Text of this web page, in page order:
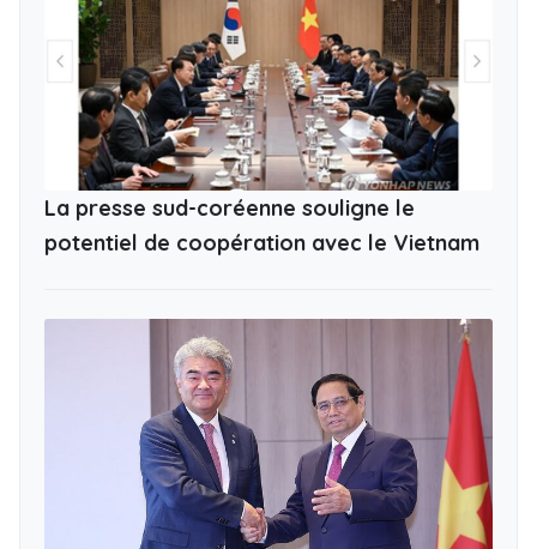
La presse sud-coréenne souligne le
potentiel de coopération avec le Vietnam